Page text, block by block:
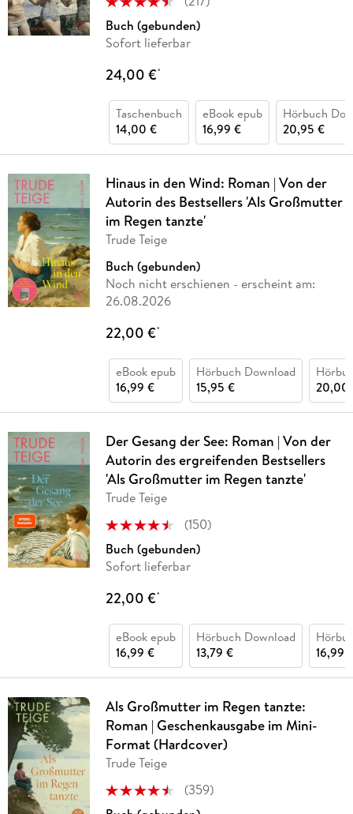
Buch (gebunden)
Sofort lieferbar
24,00 €*
Taschenbuch
14,00 €
eBook epub
16,99 €
Hörbuch
20,95 €
Hinaus in den Wind: Roman | Von der
Autorin des Bestsellers 'Als Großmutter
im Regen tanzte'
Trude Teige
Buch (gebunden)
Noch nicht erschienen - erscheint am:
26.08.2026
22,00 €*
eBook epub
16,99 €
Hörbuch Download
15,95 €
20,00
Der Gesang der See: Roman | Von der
Autorin des ergreifenden Bestsellers
'Als Großmutter im Regen tanzte'
Trude Teige
(150)
Buch (gebunden)
Sofort lieferbar
22,00 €*
eBook epub
16,99 €
Hörbuch Download
13,79 €
16,99
Als Großmutter im Regen tanzte:
Roman | Geschenkausgabe im Mini-
Format (Hardcover)
Trude Teige
(359)